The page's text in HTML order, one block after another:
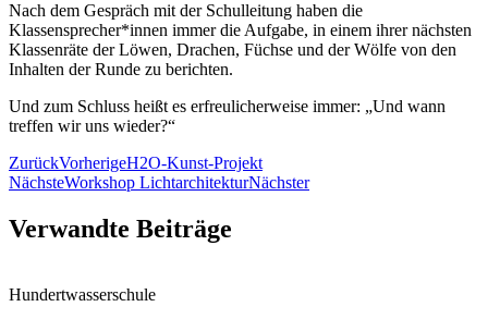
Nach dem Gespräch mit der Schulleitung haben die
Klassensprecher*innen immer die Aufgabe, in einem ihrer nächsten
Klassenräte der Löwen, Drachen, Füchse und der Wölfe von den
Inhalten der Runde zu berichten.
Und zum Schluss heißt es erfreulicherweise immer: „Und wann
treffen wir uns wieder?“
ZurückVorherigeH2O-Kunst-Projekt
NächsteWorkshop LichtarchitekturNächster
Verwandte Beiträge
Hundertwasserschule